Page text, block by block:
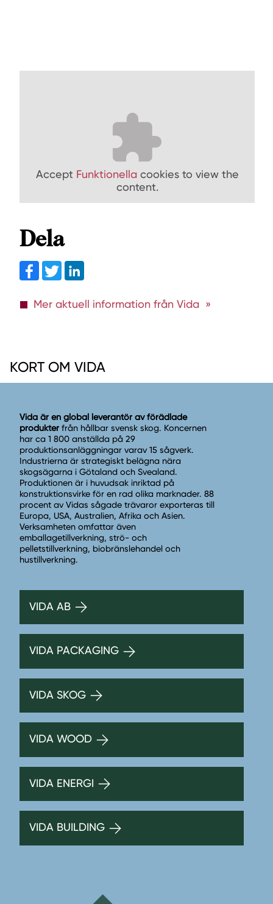
Accept Funktionellacookies to view the
content.
Dela
Facebook
Twitter
Mer aktuell information från Vida
KORT OM VIDA
Vida är en global leverantör av förädlade
produkter från hållbar svensk skog. Koncernen
har ca 1 800 anställda på 29
produktionsanläggningar varav 15 sågverk.
Industrierna är strategiskt belägna nära
skogsägarna i Götaland och Svealand.
Produktionen är i huvudsak inriktad på
konstruktionsvirke för en rad olika marknader. 88
procent av Vidas sågade trävaror exporteras till
Europa, USA, Australien, Afrika och Asien.
Verksamheten omfattar även
emballagetillverkning, strö- och
pelletstillverkning, biobränslehandel och
hustillverkning.
VIDA AB
VIDA PACKAGING
VIDA SKOG
VIDA WOOD
VIDA ENERGI
VIDA BUILDING